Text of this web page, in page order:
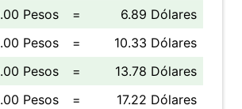
Pesos
=
6.89 Dólares
Pesos
=
10.33 Dólares
Pesos
=
13.78 Dólares
Pesos
= 17.22 Dólares